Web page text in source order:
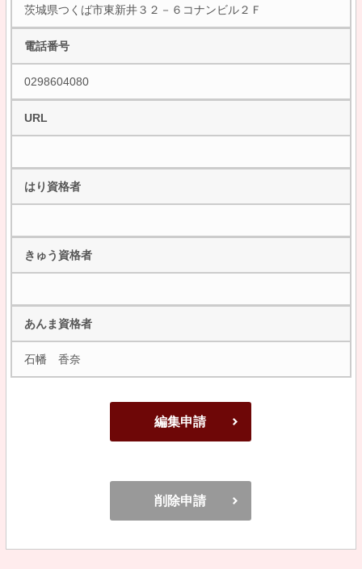
茨城県つくば市東新井３２－６コナンビル２Ｆ
電話番号
0298604080
URL
はり資格者
きゅう資格者
あんま資格者
石幡 香奈
編集申請
削除申請